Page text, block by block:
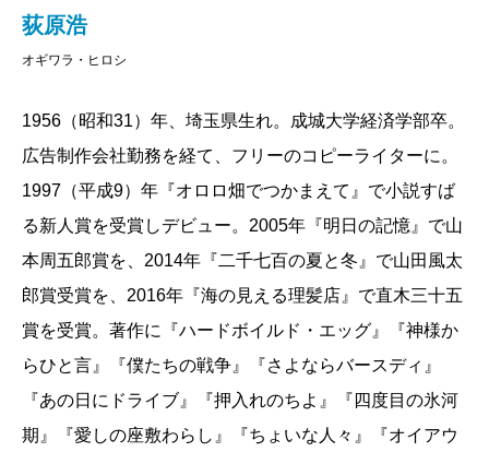
荻原浩
オギワラ・ヒロシ
1956（昭和31）年、埼玉県生れ。成城大学経済学部卒。
広告制作会社勤務を経て、フリーのコピーライターに。
1997（平成9）年『オロロ畑でつかまえて』で小説すば
る新人賞を受賞しデビュー。2005年『明日の記憶』で山
本周五郎賞を、2014年『二千七百の夏と冬』で山田風太
郎賞受賞を、2016年『海の見える理髪店』で直木三十五
賞を受賞。著作に『ハードボイルド・エッグ』『神様か
らひと言』『僕たちの戦争』『さよならバースディ』
『あの日にドライブ』『押入れのちよ』『四度目の氷河
期』『愛しの座敷わらし』『ちょいな人々』『オイアウ